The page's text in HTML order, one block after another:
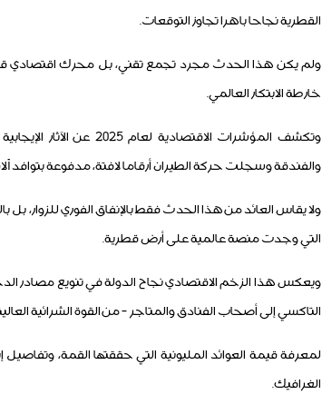
القطرية نجاحا باهرا تجاوز التوقعات.
ولم يكن هذا الحدث مجرد تجمع تقني، بل محرك اقتصادي
خارطة الابتكار العالمي.
وتكشف المؤشرات
والفندقة وسجلت حركة الطيران أرقاما لافتة، مدفوعة بتوافد
ولا يقاس العائد من هذا الحدث فقط بالإنفاق الفوري للزوار، بل
التي وجدت منصة عالمية على أرض قطرية.
ويعكس هذا الزخم الاقتصادي نجاح الدولة في تنويع مصادر
التاكسي إلى أصحاب الفنادق والمتاجر - من القوة الشرائية
لمعرفة قيمة العوائد المليونية التي حققتها القمة، وتفاصيل
الغرافيك.